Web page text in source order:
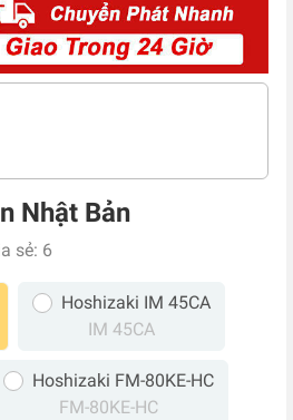
Nhật Bản
sẻ: 6
Hoshizaki IM 45CA
IM 45CA
Hoshizaki FM-80KE-HC
FM-80KE-HC